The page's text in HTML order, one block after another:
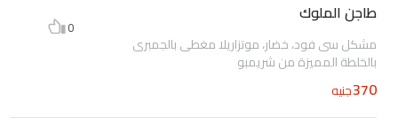
طاجن الملوك
مشكل سى فود، خضار، موتزاريلا مغطى بالجمبرى
بالخلطة المميزة من شريمبو
370جنيه
0